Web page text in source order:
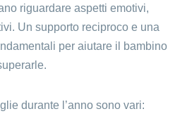
riguardare aspetti emotivi,
Un supporto reciproco e una
per aiutare il bambino
durante l’anno sono vari: